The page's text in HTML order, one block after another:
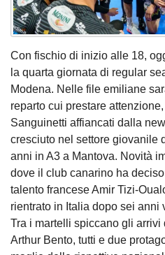
Con fischio di inizio alle 18,
la quarta giornata di regular
Modena. Nelle file emiliane
reparto cui prestare
Sanguinetti affiancati dalla
cresciuto nel settore giovanile
anni in A3 a Mantova. Novità
dove il club canarino ha
talento francese Amir Tizi-
rientrato in Italia dopo sei anni
Tra i martelli spiccano gli
Arthur Bento, tutti e due